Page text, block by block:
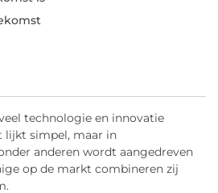
technologie en innovatie
lijkt simpel, maar in
anderen wordt aangedreven
op de markt combineren zij